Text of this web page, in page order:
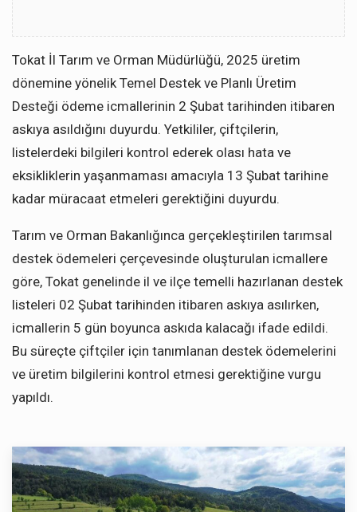
Tokat İl Tarım ve Orman Müdürlüğü, 2025 üretim
dönemine yönelik Temel Destek ve Planlı Üretim
Desteği ödeme icmallerinin 2 Şubat tarihinden itibaren
askıya asıldığını duyurdu. Yetkililer, çiftçilerin,
listelerdeki bilgileri kontrol ederek olası hata ve
eksikliklerin yaşanmaması amacıyla 13 Şubat tarihine
kadar müracaat etmeleri gerektiğini duyurdu.
Tarım ve Orman Bakanlığınca gerçekleştirilen tarımsal
destek ödemeleri çerçevesinde oluşturulan icmallere
göre, Tokat genelinde il ve ilçe temelli hazırlanan destek
listeleri 02 Şubat tarihinden itibaren askıya asılırken,
icmallerin 5 gün boyunca askıda kalacağı ifade edildi.
Bu süreçte çiftçiler için tanımlanan destek ödemelerini
ve üretim bilgilerini kontrol etmesi gerektiğine vurgu
yapıldı.